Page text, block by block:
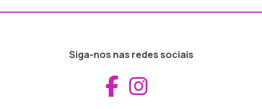
Siga-nos nas redes sociais
Aceder ao